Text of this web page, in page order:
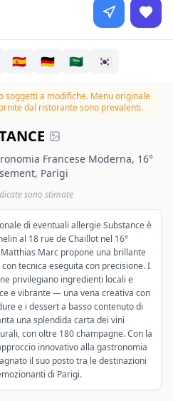
🇪🇸 🇩🇪 🇸🇦 🇰🇷
soggetti a modifiche. Menu originale
dal ristorante sono prevalenti.
Francese Moderna, 16°
Parigi
sono stimate
di eventuali allergie Substance è
al 18 rue de Chaillot nel 16°
Marc propone una brillante
tecnica eseguita con precisione. I
privilegiano ingredienti locali e
e vibrante — una vena creativa con
e i dessert a basso contenuto di
una splendida carta dei vini
con oltre 180 champagne. Con la
innovativo alla gastronomia
il suo posto tra le destinazioni
di Parigi.